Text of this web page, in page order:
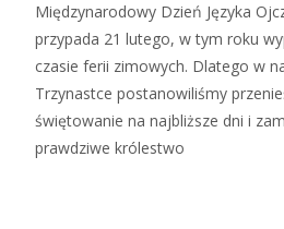
Międzynarodowy Dzień Języka
przypada 21 lutego, w tym roku
czasie ferii zimowych. Dlatego w
Trzynastce postanowiliśmy
świętowanie na najbliższe dni i
prawdziwe królestwo